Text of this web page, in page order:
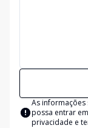
As
possa entrar
privacidade e